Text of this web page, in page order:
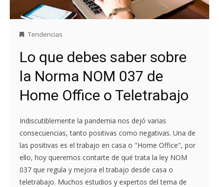
Tendencias
Lo que debes saber sobre
la Norma NOM 037 de
Home Office o Teletrabajo
Indiscutiblemente la pandemia nos dejó varias
consecuencias, tanto positivas como negativas. Una de
las positivas es el trabajo en casa o "Home Office", por
ello, hoy queremos contarte de qué trata la ley NOM
037 que regula y mejora el trabajo desde casa o
teletrabajo. Muchos estudios y expertos del tema de